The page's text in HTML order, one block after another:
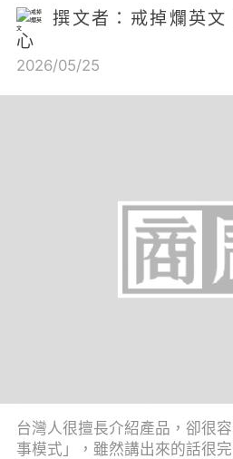
撰文者：戒掉爛英
心
2026/05/25
台灣人很擅長介紹產品，卻很
事模式」，雖然講出來的話很